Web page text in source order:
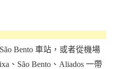
Bento 車站，或者從機場
、São Bento、Aliados 一帶